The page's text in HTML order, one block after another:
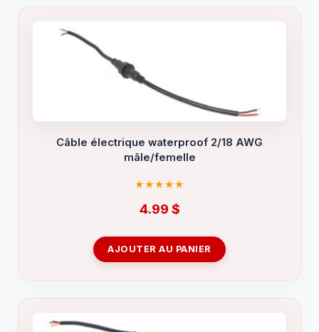
Câble électrique waterproof 2/18 AWG
mâle/femelle
4.99 $
AJOUTER AU PANIER